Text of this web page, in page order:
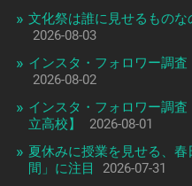
文化祭は誰に見せるもの
2026-08-03
インスタ・フォロワー調査
2026-08-02
インスタ・フォロワー調
立高校】
2026-08-01
夏休みに授業を見せる、
間」に注目
2026-07-31